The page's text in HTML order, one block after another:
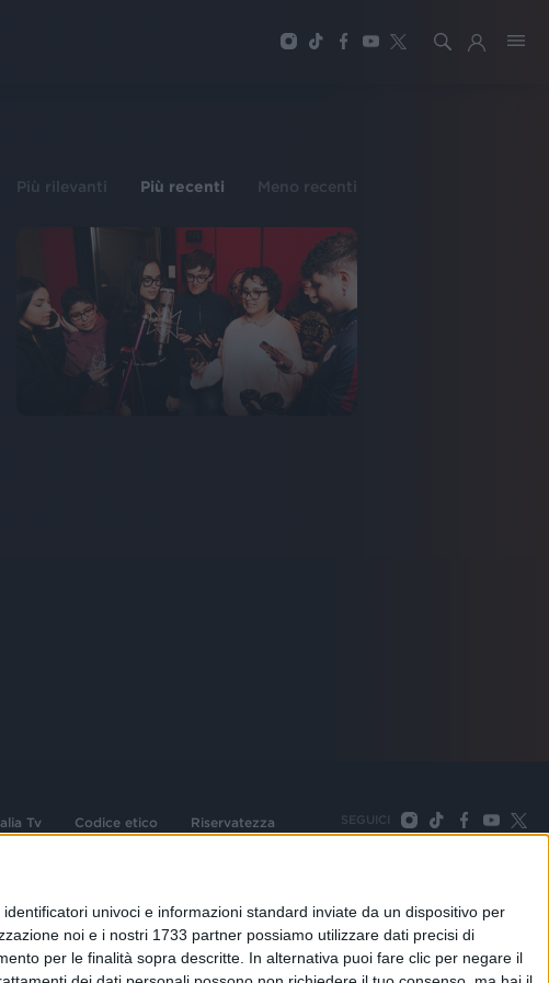
univoci e informazioni standard inviate da un dispositivo per
noi e i nostri 1733 partner possiamo utilizzare dati precisi di
per le finalità sopra descritte. In alternativa puoi fare clic per negare il
Più rilevanti Più recenti Meno recenti
Tv Codice etico Riservatezza SEGUICI
49, 20093 Cologno Monzese (Mi) |Tel. +39 02 254441 | Fax +39
Milano
TORNA SU